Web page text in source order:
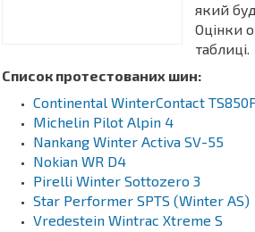
який
Оцінки
таблиці.
Список протестованих шин:
Continental WinterContact
Michelin Pilot Alpin 4
Nankang Winter Activa SV-55
Nokian WR D4
Pirelli Winter Sottozero 3
Star Performer SPTS (Winter AS)
Vredestein Wintrac Xtreme S